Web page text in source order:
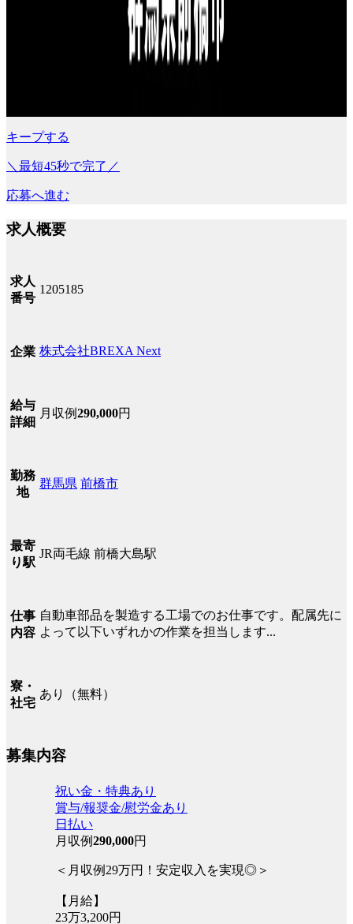
キープする
＼最短45秒で完了／
応募へ進む
求人概要
求人
番号
1205185
企業 株式会社BREXA Next
給与
詳細
月収例290,000円
勤務
地
群馬県 前橋市
最寄
り駅
JR両毛線 前橋大島駅
仕事
内容
自動車部品を製造する工場でのお仕事です。配属先に
よって以下いずれかの作業を担当します...
寮・
社宅
あり（無料）
募集内容
祝い金・特典あり
賞与/報奨金/慰労金あり
日払い
月収例290,000円
＜月収例29万円！安定収入を実現◎＞
【月給】
23万3,200円